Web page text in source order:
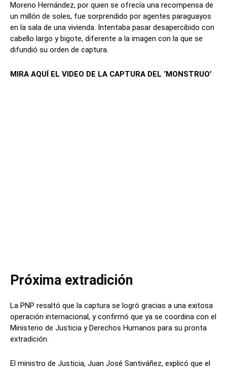
Moreno Hernández, por quien se ofrecía una recompensa de
un millón de soles, fue sorprendido por agentes paraguayos
en la sala de una vivienda. Intentaba pasar desapercibido con
cabello largo y bigote, diferente a la imagen con la que se
difundió su orden de captura.
MIRA AQUÍ EL VIDEO DE LA CAPTURA DEL ‘MONSTRUO’
Próxima extradición
La PNP resaltó que la captura se logró gracias a una exitosa
operación internacional, y confirmó que ya se coordina con el
Ministerio de Justicia y Derechos Humanos para su pronta
extradición.
El ministro de Justicia, Juan José Santiváñez, explicó que el